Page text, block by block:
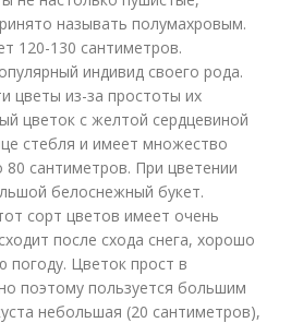
называть полумахровым.
120-130 сантиметров.
индивид своего рода.
цветы из-за простоты их
цветок с желтой сердцевиной
стебля и имеет множество
сантиметров. При цветении
белоснежный букет.
сорт цветов имеет очень
после схода снега, хорошо
погоду. Цветок прост в
поэтому пользуется большим
небольшая (20 сантиметров),